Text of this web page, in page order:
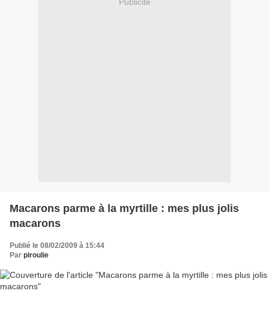
Macarons parme à la myrtille : mes plus jolis
macarons
Publié le 08/02/2009 à 15:44
Par piroulie